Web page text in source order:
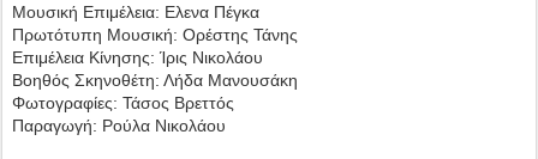
Μουσική Επιμέλεια: Ελενα Πέγκα
Πρωτότυπη Μουσική: Ορέστης Τάνης
Επιμέλεια Κίνησης: Ίρις Νικολάου
Βοηθός Σκηνοθέτη: Λήδα Μανουσάκη
Φωτογραφίες: Τάσος Βρεττός
Παραγωγή: Ρούλα Νικολάου